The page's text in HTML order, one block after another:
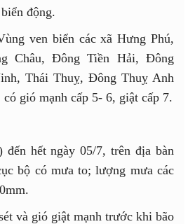
động.
ven biển các xã Hưng Phú,
Châu, Đông Tiền Hải, Đông
Thái Thuỵ, Đông Thuỵ Anh
gió mạnh cấp 5- 6, giật cấp 7.
đến hết ngày 05/7, trên địa bàn
bộ có mưa to; lượng mưa các
và gió giật mạnh trước khi bão